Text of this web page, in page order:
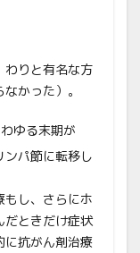
わりと有名な方
かった）。
ゆる末期が
ンパ節に転移し
もし、さらにホ
だときだけ症状
に抗がん剤治療